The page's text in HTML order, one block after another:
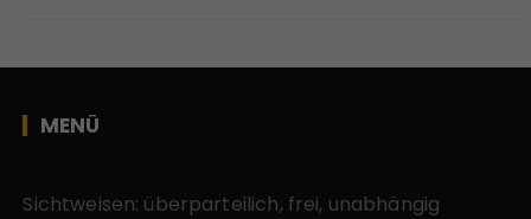
MENÜ
Sichtweisen: überparteilich, frei, unabhängig